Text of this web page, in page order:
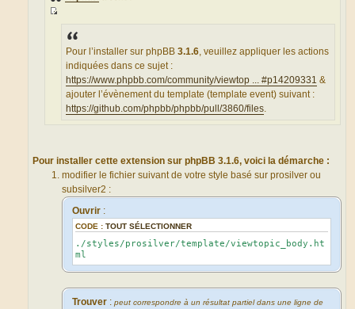
s
s
a
Pour l’installer sur phpBB 3.1.6 , veuillez appliquer les actions
indiquées dans ce sujet :
https://www.phpbb.com/community/viewtop ... #p14209331 &
ajouter l’évènement du template (template event) suivant :
https://github.com/phpbb/phpbb/pull/3860/files
Pour installer cette extension sur phpBB 3.1.6, voici la démarche :
modifier le fichier suivant de votre style basé sur prosilver ou
subsilver2 :
Ouvrir :
CODE :TOUT SÉLECTIONNER
./styles/prosilver/template/viewtopic_body.ht
ml
Trouver :peut correspondre à un résultat partiel dans une ligne de